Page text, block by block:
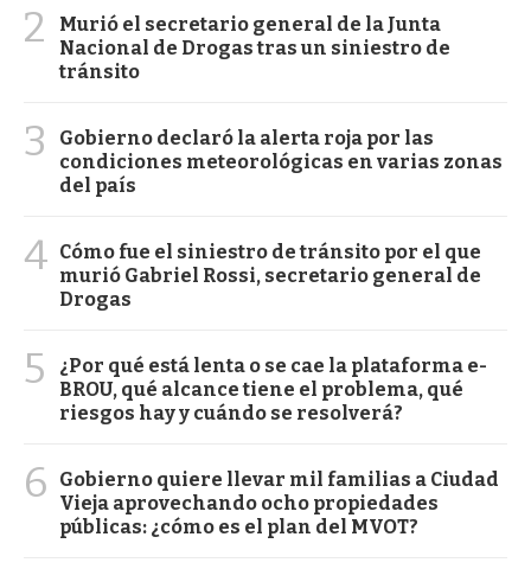
2
Murió el secretario general de la Junta
Nacional de Drogas tras un siniestro de
tránsito
3
Gobierno declaró la alerta roja por las
condiciones meteorológicas en varias zonas
del país
4 Cómo fue el siniestro de tránsito por el que
murió Gabriel Rossi, secretario general de
Drogas
5
¿Por qué está lenta o se cae la plataforma e-
BROU, qué alcance tiene el problema, qué
riesgos hay y cuándo se resolverá?
6
Gobierno quiere llevar mil familias a Ciudad
Vieja aprovechando ocho propiedades
públicas: ¿cómo es el plan del MVOT?